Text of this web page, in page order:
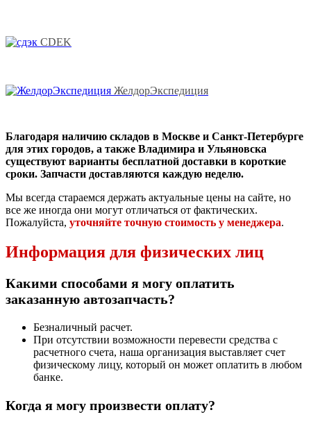
CDEK
ЖелдорЭкспедиция
Благодаря наличию складов в Москве и Санкт-Петербурге
для этих городов, а также Владимира и Ульяновска
существуют варианты бесплатной доставки в короткие
сроки. Запчасти доставляются каждую неделю.
Мы всегда стараемся держать актуальные цены на сайте, но
все же иногда они могут отличаться от фактических.
Пожалуйста, уточняйте точную стоимость у менеджера.
Информация для физических лиц
Какими способами я могу оплатить
заказанную автозапчасть?
Безналичный расчет.
При отсутствии возможности перевести средства с
расчетного счета, наша организация выставляет счет
физическому лицу, который он может оплатить в любом
банке.
Когда я могу произвести оплату?